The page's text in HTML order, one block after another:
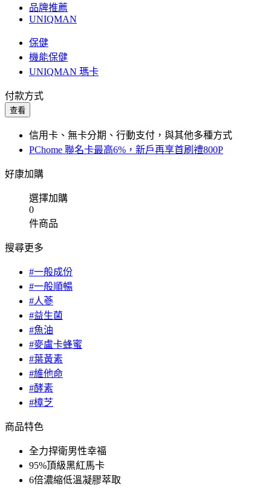
品牌推薦
UNIQMAN
保健
機能保健
UNIQMAN 瑪卡
付款方式
查看
信用卡、無卡分期、行動支付，與其他多種方式
PChome 聯名卡最高6%，新戶再享首刷禮800P
好康加購
選擇加購
0
件商品
搜尋更多
#一般成份
#一般順暢
#人蔘
#益生菌
#魚油
#麥盧卡蜂蜜
#葉黃素
#維他命
#酵素
#樟芝
商品特色
全力捍衛男性幸福
95%頂級黑紅馬卡
6倍濃縮低溫凝膠萃取